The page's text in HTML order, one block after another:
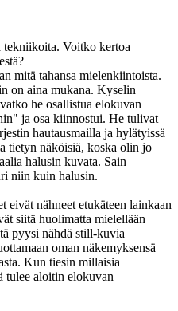
tekniikoita. Voitko kertoa
mitä tahansa mielenkiintoista.
on aina mukana. Kyselin
he osallistua elokuvan
ja osa kiinnostui. He tulivat
hautausmailla ja hylätyissä
tietyn näköisiä, koska olin jo
halusin kuvata. Sain
niin kuin halusin.
eivät nähneet etukäteen lainkaan
siitä huolimatta mielellään
pyysi nähdä still-kuvia
oman näkemyksensä
Kun tiesin millaisia
tulee aloitin elokuvan